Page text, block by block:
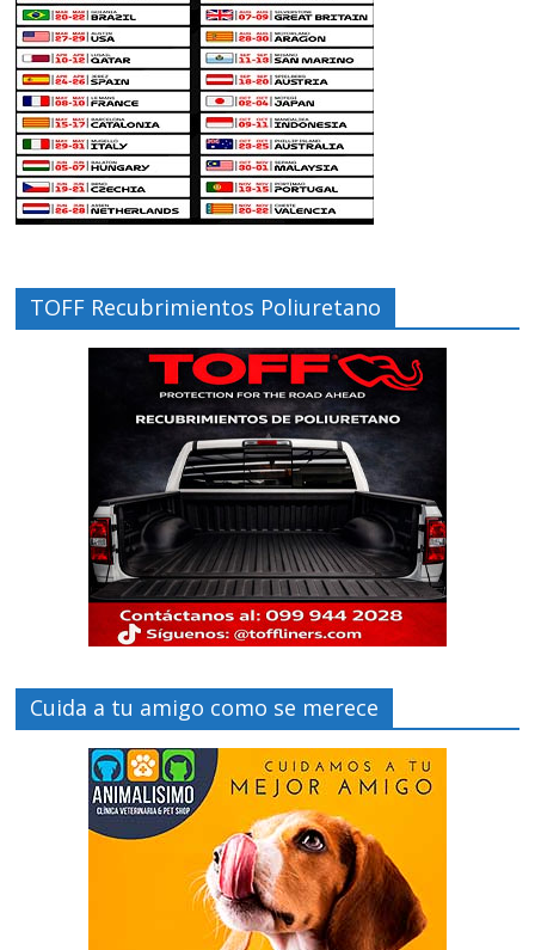
TOFF Recubrimientos Poliuretano
Cuida a tu amigo como se merece